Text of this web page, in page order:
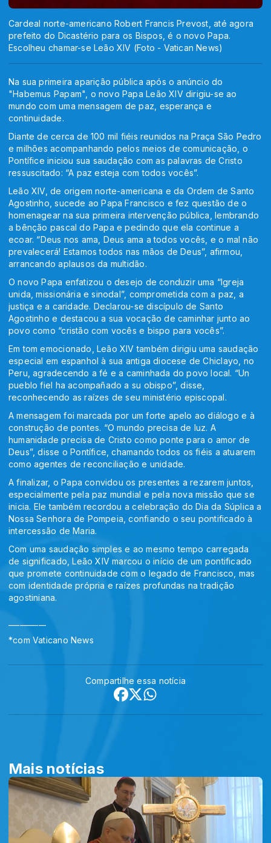
Cardeal norte-americano Robert Francis Prevost, até agora
prefeito do Dicastério para os Bispos, é o novo Papa.
Escolheu chamar-se Leão XIV (Foto - Vatican News)
Na sua primeira aparição pública após o anúncio do
"Habemus Papam", o novo Papa Leão XIV dirigiu-se ao
mundo com uma mensagem de paz, esperança e
continuidade.
Diante de cerca de 100 mil fiéis reunidos na Praça São Pedro
e milhões acompanhando pelos meios de comunicação, o
Pontífice iniciou sua saudação com as palavras de Cristo
ressuscitado: “A paz esteja com todos vocês”.
Leão XIV, de origem norte-americana e da Ordem de Santo
Agostinho, sucede ao Papa Francisco e fez questão de o
homenagear na sua primeira intervenção pública, lembrando
a bênção pascal do Papa e pedindo que ela continue a
ecoar. “Deus nos ama, Deus ama a todos vocês, e o mal não
prevalecerá! Estamos todos nas mãos de Deus”, afirmou,
arrancando aplausos da multidão.
O novo Papa enfatizou o desejo de conduzir uma “Igreja
unida, missionária e sinodal”, comprometida com a paz, a
justiça e a caridade. Declarou-se discípulo de Santo
Agostinho e destacou a sua vocação de caminhar junto ao
povo como “cristão com vocês e bispo para vocês”.
Em tom emocionado, Leão XIV também dirigiu uma saudação
especial em espanhol à sua antiga diocese de Chiclayo, no
Peru, agradecendo a fé e a caminhada do povo local. “Un
pueblo fiel ha acompañado a su obispo”, disse,
reconhecendo as raízes de seu ministério episcopal.
A mensagem foi marcada por um forte apelo ao diálogo e à
construção de pontes. “O mundo precisa de luz. A
humanidade precisa de Cristo como ponte para o amor de
Deus”, disse o Pontífice, chamando todos os fiéis a atuarem
como agentes de reconciliação e unidade.
A finalizar, o Papa convidou os presentes a rezarem juntos,
especialmente pela paz mundial e pela nova missão que se
inicia. Ele também recordou a celebração do Dia da Súplica a
Nossa Senhora de Pompeia, confiando o seu pontificado à
intercessão de Maria.
Com uma saudação simples e ao mesmo tempo carregada
de significado, Leão XIV marcou o início de um pontificado
que promete continuidade com o legado de Francisco, mas
com identidade própria e raízes profundas na tradição
agostiniana.
*com Vaticano News
Compartilhe essa notícia
Mais notícias